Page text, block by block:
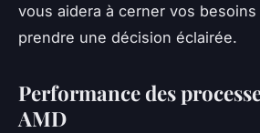
vous aidera à cerner vos
prendre une décision éclairée.
Performance des
AMD